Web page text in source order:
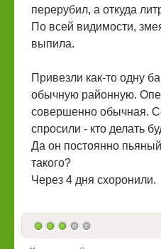
перерубил, а откуда
По всей видимости,
выпила.
Привезли как-то одну
обычную районную.
совершенно обычная.
спросили - кто делать
Да он постоянно
такого?
Через 4 дня схоронили.